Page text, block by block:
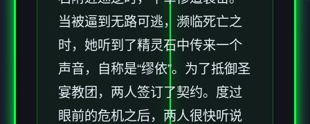
当被逼到无路可逃，濒临死亡之
时，她听到了精灵石中传来一个
声音，自称是“缪依”。为了抵御圣
宴教团，两人签订了契约。度过
眼前的危机之后，两人很快听说